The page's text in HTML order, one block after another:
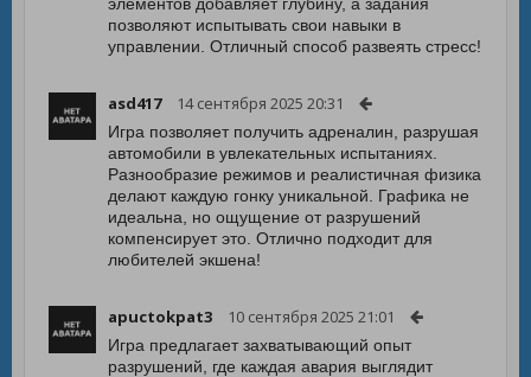
позволяют испытывать свои навыки в
управлении. Отличный способ развеять стресс!
asd417 14 сентября 2025 20:31
Игра позволяет получить адреналин, разрушая
автомобили в увлекательных испытаниях.
Разнообразие режимов и реалистичная физика
делают каждую гонку уникальной. Графика не
идеальна, но ощущение от разрушений
компенсирует это. Отлично подходит для
любителей экшена!
apuctokpat3 10 сентября 2025 21:01
Игра предлагает захватывающий опыт
разрушений, где каждая авария выглядит